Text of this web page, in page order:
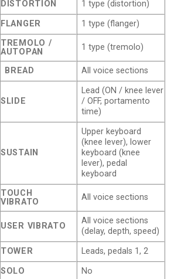
DISTORTION
1 type (distortion)
FLANGER
1 type (flanger)
TREMOLO /
AUTOPAN
1 type (tremolo)
BREAD All voice sections
SLIDE
Lead (ON / knee lever
/ OFF, portamento
time)
SUSTAIN
Upper keyboard
(knee lever), lower
keyboard (knee
lever), pedal
keyboard
TOUCH
VIBRATO
All voice sections
USER VIBRATO
All voice sections
(delay, depth, speed)
TOWER
Leads, pedals 1, 2
SOLO
No